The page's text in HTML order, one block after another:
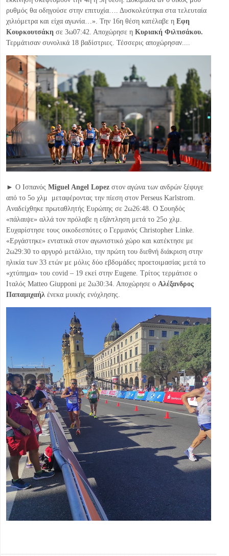
ρυθμός θα οδηγούσε στην επιτυχία…. Δυσκολεύτηκα στα τελευταία
χιλιόμετρα και είχα αγωνία…». Την 16η θέση κατέλαβε η Εφη
Κουρκουτσάκη σε 3ω07:42. Αποχώρησε η Κυριακή Φιλτισάκου.
Τερμάτισαν συνολικά 18 βαδίστριες. Τέσσερις αποχώρησαν....
► O Ισπανός Miguel Angel Lopez στον αγώνα των ανδρών ξέφυγε
από το 5ο χλμ μεταφέροντας την πίεση στον Perseus Karlstrom.
Aναδείχθηκε πρωταθλητής Ευρώπης σε 2ω26:48. Ο Σουηδός
«πάλαιψε» αλλά τον πρόλαβε η εξάντληση μετά το 25ο χλμ.
Ευχαρίστησε τους οικοδεσπότες ο Γερμανός Christopher Linke.
«Εργάστηκε» εντατικά στον αγωνιστικό χώρο και κατέκτησε με
2ω29:30 το αργυρό μετάλλιο, την πρώτη του διεθνή διάκριση στην
ηλικία των 33 ετών με μόλις δύο εβδομάδες προετοιμασίας μετά το
«χτύπημα» του covid – 19 εκεί στην Eugene. Τρίτος τερμάτισε ο
Ιταλός Matteo Giupponi με 2ω30:34. Αποχώρησε ο Αλέξανδρος
Παπαμιχαήλ ένεκα μυικής ενόχλησης.